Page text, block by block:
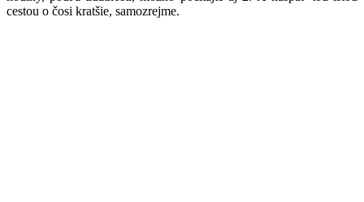
cestou o čosi kratšie, samozrejme.